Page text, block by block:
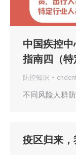
中国疾控
指南四（特
防控知识 cndent
不同风险人群
疫区归来，